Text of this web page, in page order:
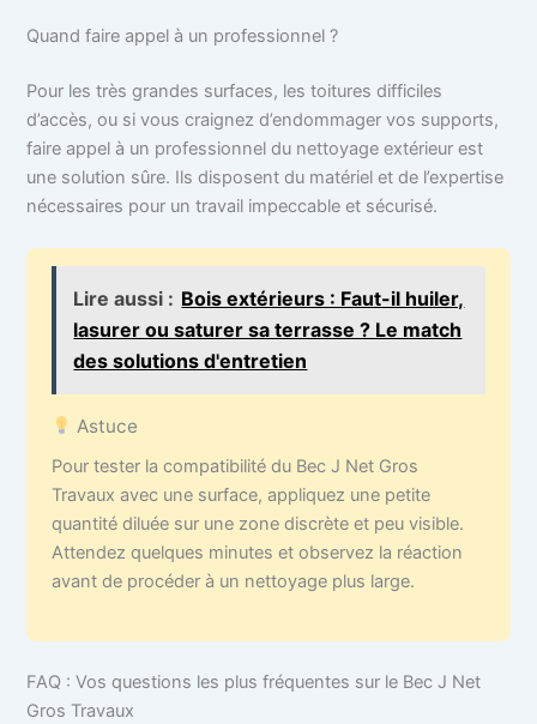
Quand faire appel à un professionnel ?
Pour les très grandes surfaces, les toitures difficiles
d’accès, ou si vous craignez d’endommager vos supports,
faire appel à un professionnel du nettoyage extérieur est
une solution sûre. Ils disposent du matériel et de l’expertise
nécessaires pour un travail impeccable et sécurisé.
Lire aussi : Bois extérieurs : Faut-il huiler,
lasurer ou saturer sa terrasse ? Le match
des solutions d'entretien
Astuce
Pour tester la compatibilité du Bec J Net Gros
Travaux avec une surface, appliquez une petite
quantité diluée sur une zone discrète et peu visible.
Attendez quelques minutes et observez la réaction
avant de procéder à un nettoyage plus large.
FAQ : Vos questions les plus fréquentes sur le Bec J Net
Gros Travaux